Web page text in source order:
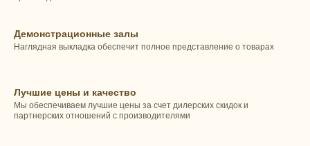
Демонстрационные залы
Наглядная выкладка обеспечит полное представление о товарах
Лучшие цены и качество
Мы обеспечиваем лучшие цены за счет дилерских скидок и
партнерских отношений с производителями